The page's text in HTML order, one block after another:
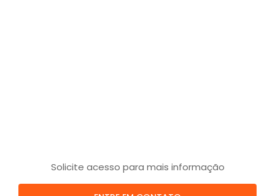
Solicite acesso para mais informação